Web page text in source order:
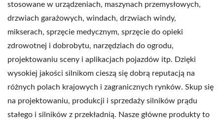
stosowane w urządzeniach, maszynach przemysłowych,
drzwiach garażowych, windach, drzwiach windy,
mikserach, sprzęcie medycznym, sprzęcie do opieki
zdrowotnej i dobrobytu, narzędziach do ogrodu,
projektowaniu sceny i aplikacjach pojazdów itp. Dzięki
wysokiej jakości silnikom cieszą się dobrą reputacją na
różnych polach krajowych i zagranicznych rynków. Skup się
na projektowaniu, produkcji i sprzedaży silników prądu
stałego i silników z przekładnią. Nasze główne produkty to